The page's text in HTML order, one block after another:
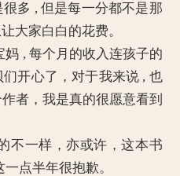
多 , 但是每一分都不是那
大家白白的花费。
, 每个月的收入连孩子的
开心了，对于我来说 , 也
者，我是真的很愿意看到
一样，亦或许，这本书
点半年很抱歉。